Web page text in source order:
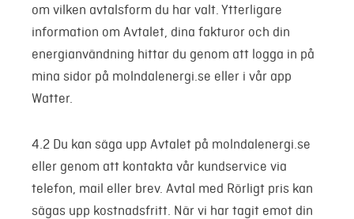
om vilken avtalsform du har valt. Ytterligare
information om Avtalet, dina fakturor och din
energianvändning hittar du genom att logga in på
mina sidor på molndalenergi.se eller i vår app
Watter.
4.2 Du kan säga upp Avtalet på molndalenergi.se
eller genom att kontakta vår kundservice via
telefon, mail eller brev. Avtal med Rörligt pris kan
sägas upp kostnadsfritt. När vi har tagit emot din